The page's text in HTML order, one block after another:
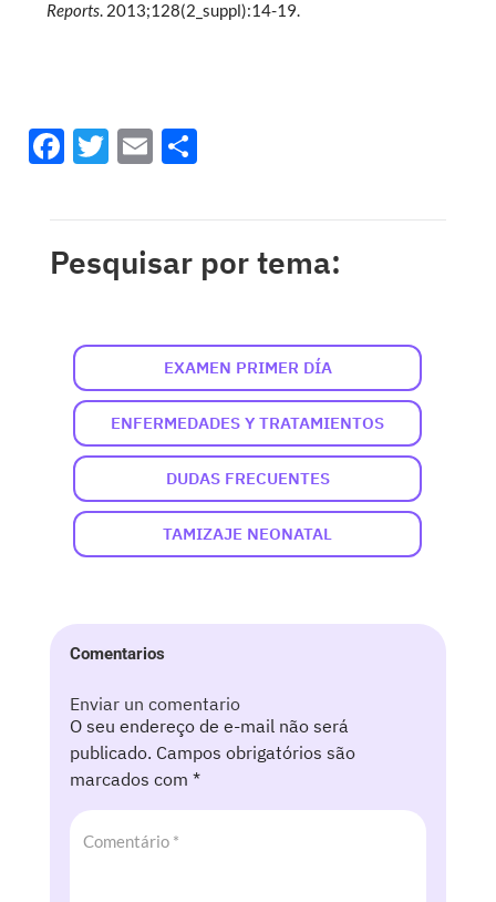
Reports. 2013;128(2_suppl):14-19.
Facebook
Twitter
Email
Pesquisar por tema:
EXAMEN PRIMER DÍA
ENFERMEDADES Y TRATAMIENTOS
DUDAS FRECUENTES
TAMIZAJE NEONATAL
Comentarios
Enviar un comentario
O seu endereço de e-mail não será
publicado. Campos obrigatórios são
marcados com *